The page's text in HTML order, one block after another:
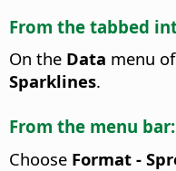
From the tabbed
On the Data menu
Sparklines.
From the menu bar:
Choose Format -